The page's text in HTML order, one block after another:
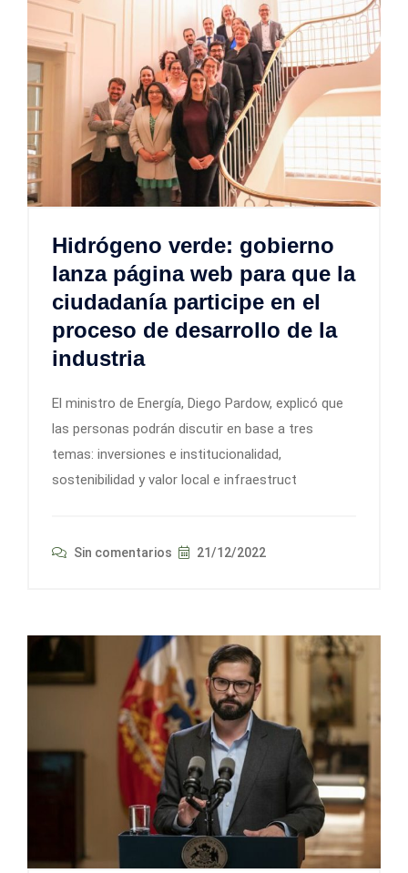
Hidrógeno verde: gobierno
lanza página web para que la
ciudadanía participe en el
proceso de desarrollo de la
industria
El ministro de Energía, Diego Pardow, explicó que
las personas podrán discutir en base a tres
temas: inversiones e institucionalidad,
sostenibilidad y valor local e infraestruct
Sin comentarios 21/12/2022